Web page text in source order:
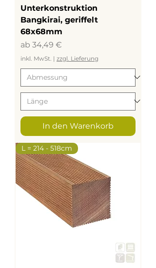
Unterkonstruktion
Bangkirai, geriffelt
68x68mm
ab 34,49 €
Sale-Preis
inkl. MwSt. | zzgl. Lieferung
In den Warenkorb
L = 214 - 518cm